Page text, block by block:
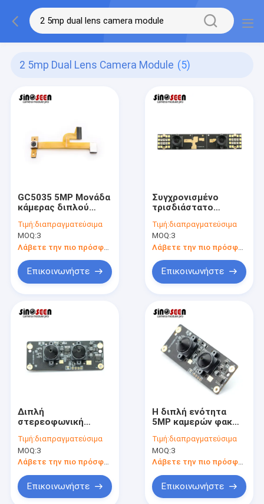
2 5mp Dual Lens Camera Module (5)
GC5035 5MP Μονάδα
κάμερας διπλού
Interface MIPI
Εφαρμογή κινητής
κάμερας
Τιμή:διαπραγματεύσιμα
MOQ:3
Λάβετε την πιο πρόσφατη τιμή
Επικοινωνήστε
Συγχρονισμένο
τρισδιάστατο
συγκρότημα
ενότητας 2.5MP
καμερών φακών
τεχνολογίας 60FPS
διπλό
Τιμή:διαπραγματεύσιμα
MOQ:3
Επικοινωνήστε
Διπλή
στερεοφωνική
σταθερή εστίαση
ενότητας καμερών
φακών 5MP Usb με
Omnivision OV5640
Τιμή:διαπραγματεύσιμα
MOQ:3
Λάβετε την πιο πρόσφατη τιμή
Επικοινωνήστε
Η διπλή ενότητα
5MP καμερών φακών
καθόρισε
στερεοφωνικό
τρισδιάστατο
Τιμή:διαπραγματεύσιμα
MOQ:3
Επικοινωνήστε